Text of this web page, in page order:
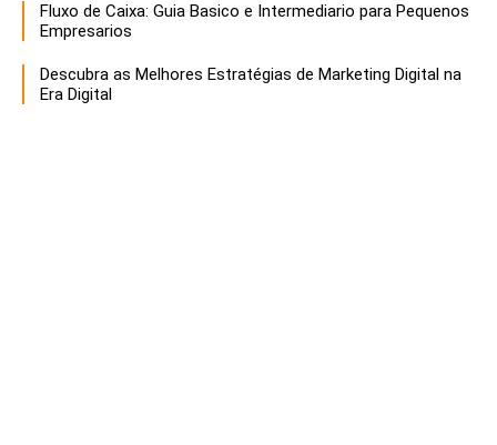
Fluxo de Caixa: Guia Basico e Intermediario para Pequenos
Empresarios
Descubra as Melhores Estratégias de Marketing Digital na
Era Digital